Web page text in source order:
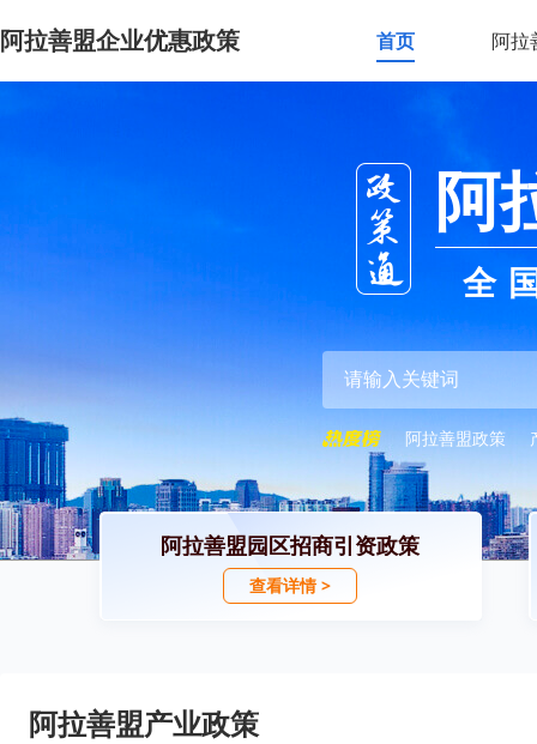
阿拉善盟企业优惠政策 首页 阿拉
阿
全
阿拉善盟政策
阿拉善盟园区招商引资政策
查看详情 >
阿拉善盟产业政策